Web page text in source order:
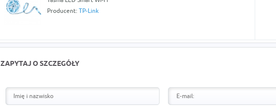
Producent: TP-Link
ZAPYTAJ O SZCZEGÓŁY